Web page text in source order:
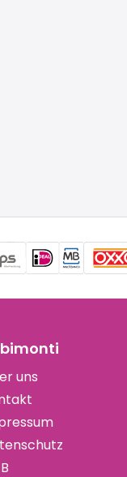
uns